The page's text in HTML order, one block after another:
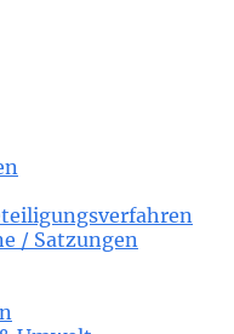
/ Satzungen